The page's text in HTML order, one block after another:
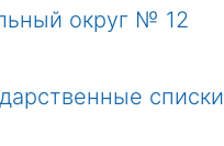
округ № 12
списки